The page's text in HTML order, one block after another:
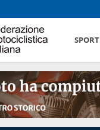
SPORT